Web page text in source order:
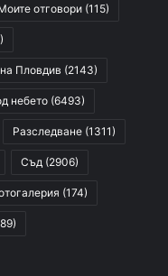
отговори (115)
Пловдив (2143)
небето (6493)
Разследване (1311)
Съд (2906)
(174)